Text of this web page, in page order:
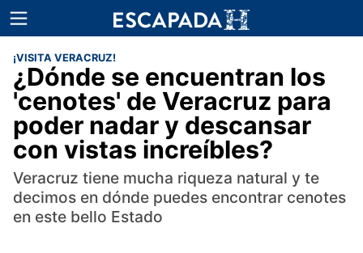
¡VISITA VERACRUZ!
¿Dónde se encuentran los
'cenotes' de Veracruz para
poder nadar y descansar
con vistas increíbles?
Veracruz tiene mucha riqueza natural y te
decimos en dónde puedes encontrar cenotes
en este bello Estado